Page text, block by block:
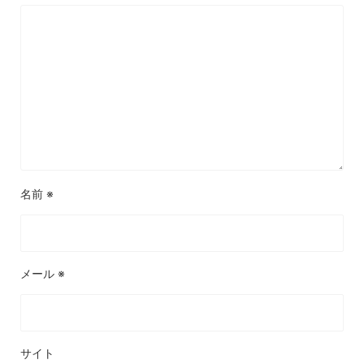
名前 ※
メール ※
サイト